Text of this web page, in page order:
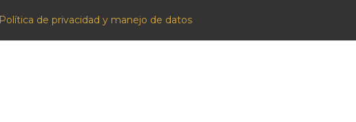
Política de privacidad y manejo de datos